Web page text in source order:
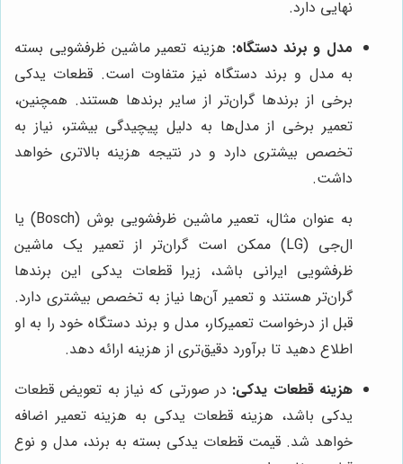
نهایی دارد.
مدل و برند دستگاه: هزینه تعمیر ماشین ظرفشویی بسته
به مدل و برند دستگاه نیز متفاوت است. قطعات یدکی
برخی از برندها گران‌تر از سایر برندها هستند. همچنین،
تعمیر برخی از مدل‌ها به دلیل پیچیدگی بیشتر، نیاز به
تخصص بیشتری دارد و در نتیجه هزینه بالاتری خواهد
داشت.
به عنوان مثال، تعمیر ماشین ظرفشویی بوش (Bosch) یا
ال‌جی (LG) ممکن است گران‌تر از تعمیر یک ماشین
ظرفشویی ایرانی باشد، زیرا قطعات یدکی این برندها
گران‌تر هستند و تعمیر آن‌ها نیاز به تخصص بیشتری دارد.
قبل از درخواست تعمیرکار، مدل و برند دستگاه خود را به او
اطلاع دهید تا برآورد دقیق‌تری از هزینه ارائه دهد.
هزینه قطعات یدکی: در صورتی که نیاز به تعویض قطعات
یدکی باشد، هزینه قطعات یدکی به هزینه تعمیر اضافه
خواهد شد. قیمت قطعات یدکی بسته به برند، مدل و نوع